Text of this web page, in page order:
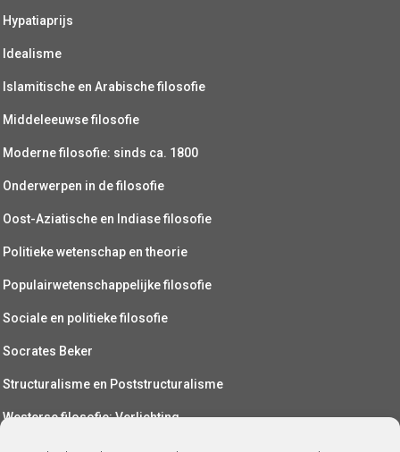
Hypatiaprijs
Idealisme
Islamitische en Arabische filosofie
Middeleeuwse filosofie
Moderne filosofie: sinds ca. 1800
Onderwerpen in de filosofie
Oost-Aziatische en Indiase filosofie
Politieke wetenschap en theorie
Populairwetenschappelijke filosofie
Sociale en politieke filosofie
Socrates Beker
Structuralisme en Poststructuralisme
Westerse filosofie: Verlichting